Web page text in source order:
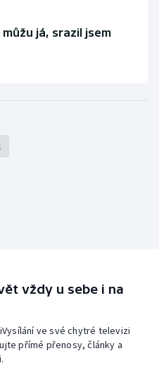
já, srazil jsem
vždy u sebe i na
ve své chytré televizi
přímé přenosy, články a